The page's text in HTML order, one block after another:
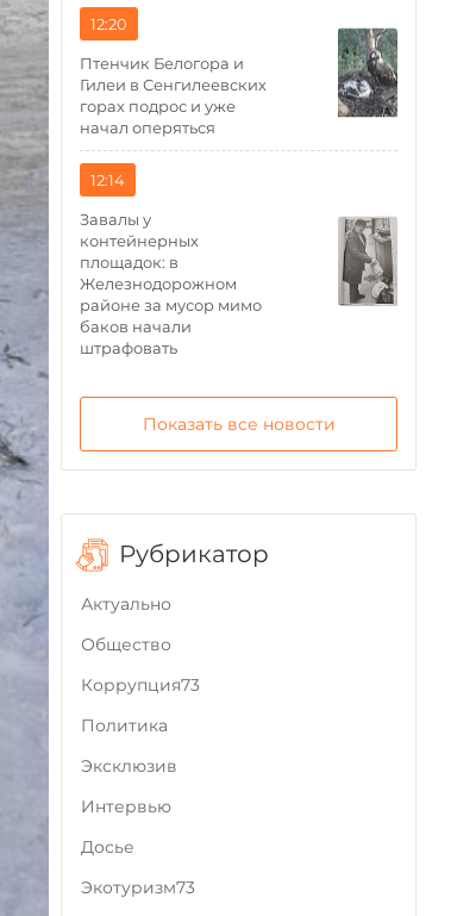
12:20
Птенчик Белогора и
Гилеи в Сенгилеевских
горах подрос и уже
начал оперяться
12:14
Завалы у
контейнерных
площадок: в
Железнодорожном
районе за мусор мимо
баков начали
штрафовать
Показать все новости
Рубрикатор
Актуально
Общество
Коррупция73
Политика
Эксклюзив
Интервью
Досье
Экотуризм73